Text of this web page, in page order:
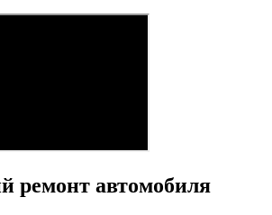
ремонт автомобиля